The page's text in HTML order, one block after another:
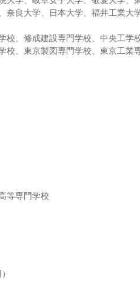
良大学、日本大学、福井工業大
校、修成建設専門学校、中央工学
校、東京製図専門学校、東京工業
等専門学校